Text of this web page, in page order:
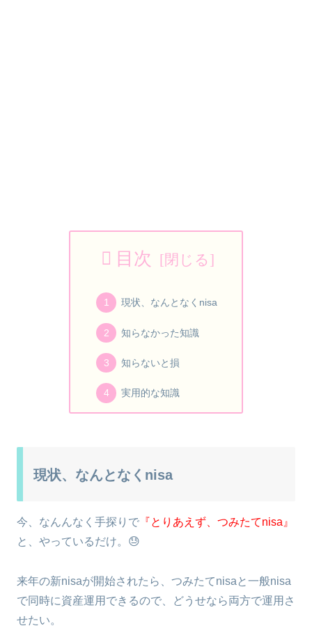
目次
現状、なんとなくnisa
知らなかった知識
知らないと損
実用的な知識
現状、なんとなくnisa
今、なんんなく手探りで 『とりあえず、つみたてnisa』
と、やっているだけ。😓
来年の新nisaが開始されたら、つみたてnisaと一般nisa
で同時に資産運用できるので、どうせなら両方で運用さ
せたい。